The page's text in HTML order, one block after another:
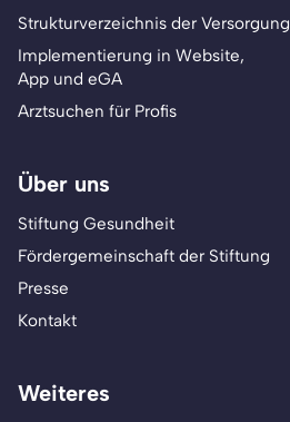
Strukturverzeichnis der Versorgung
Implementierung in Website,
App und eGA
Arztsuchen für Profis
Über uns
Stiftung Gesundheit
Fördergemeinschaft der Stiftung
Presse
Kontakt
Weiteres